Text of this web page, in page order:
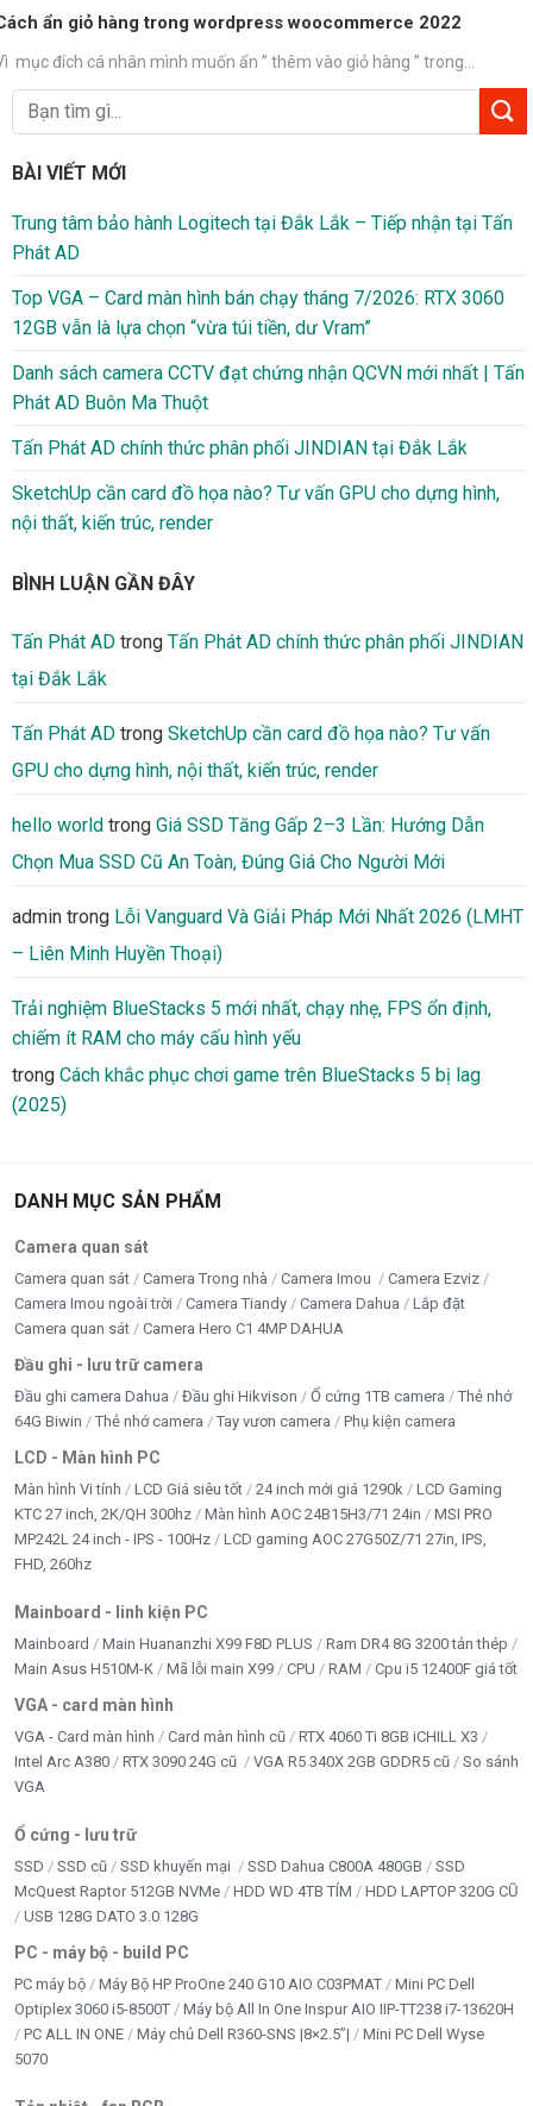
ẩn giỏ hàng trong wordpress woocommerce 2022
mục đích cá nhân mình muốn ẩn ” thêm vào giỏ hàng ” trong...
BÀI VIẾT MỚI
Trung tâm bảo hành Logitech tại Đắk Lắk – Tiếp nhận tại Tấn
Phát AD
Top VGA – Card màn hình bán chạy tháng 7/2026: RTX 3060
12GB vẫn là lựa chọn “vừa túi tiền, dư Vram”
Danh sách camera CCTV đạt chứng nhận QCVN mới nhất | Tấn
Phát AD Buôn Ma Thuột
Tấn Phát AD chính thức phân phối JINDIAN tại Đắk Lắk
SketchUp cần card đồ họa nào? Tư vấn GPU cho dựng hình,
nội thất, kiến trúc, render
BÌNH LUẬN GẦN ĐÂY
Tấn Phát AD trong Tấn Phát AD chính thức phân phối JINDIAN
tại Đắk Lắk
Tấn Phát AD trong SketchUp cần card đồ họa nào? Tư vấn
GPU cho dựng hình, nội thất, kiến trúc, render
hello world trong Giá SSD Tăng Gấp 2–3 Lần: Hướng Dẫn
Chọn Mua SSD Cũ An Toàn, Đúng Giá Cho Người Mới
admin trong Lỗi Vanguard Và Giải Pháp Mới Nhất 2026 (LMHT
– Liên Minh Huyền Thoại)
Trải nghiệm BlueStacks 5 mới nhất, chạy nhẹ, FPS ổn định,
chiếm ít RAM cho máy cấu hình yếu
trong Cách khắc phục chơi game trên BlueStacks 5 bị lag
(2025)
DANH MỤC SẢN PHẨM
Camera quan sát
Camera quan sát Camera Trong nhà Camera Imou
Camera Ezviz
Camera Imou ngoài trời
Camera Tiandy Camera Dahua
Lắp đặt
Camera quan sát
Camera Hero C1 4MP DAHUA
Đầu ghi - lưu trữ camera
Đầu ghi camera Dahua Đầu ghi Hikvison Ổ cứng 1TB camera
Thẻ nhớ
64G Biwin
Thẻ nhớ camera Tay vươn camera Phụ kiện camera
LCD - Màn hình PC
Màn hình Vi tính LCD Giá siêu tốt 24 inch mới giá 1290k
LCD Gaming
KTC 27 inch, 2K/QH 300hz
Màn hình AOC 24B15H3/71 24in
MSI PRO
MP242L 24 inch - IPS - 100Hz
LCD gaming AOC 27G50Z/71 27in, IPS,
FHD, 260hz
Mainboard - linh kiện PC
Mainboard Main Huananzhi X99 F8D PLUS
Ram DR4 8G 3200 tản thép
Main Asus H510M-K
Mã lỗi main X99 CPU RAM Cpu i5 12400F giá tốt
VGA - card màn hình
VGA - Card màn hình Card màn hình cũ
RTX 4060 Ti 8GB iCHILL X3
Intel Arc A380
RTX 3090 24G cũ VGA R5 340X 2GB GDDR5 cũ
So sánh
VGA
Ổ cứng - lưu trữ
SSD SSD cũ SSD khuyến mại SSD Dahua C800A 480GB
SSD
McQuest Raptor 512GB NVMe
HDD WD 4TB TÍM
HDD LAPTOP 320G CŨ
USB 128G DATO 3.0 128G
PC - máy bộ - build PC
PC máy bộ Máy Bộ HP ProOne 240 G10 AIO C03PMAT
Mini PC Dell
Optiplex 3060 i5-8500T
Máy bộ All In One Inspur AIO IIP-TT238 i7-13620H
PC ALL IN ONE
Máy chủ Dell R360-SNS |8×2.5”|
Mini PC Dell Wyse
5070